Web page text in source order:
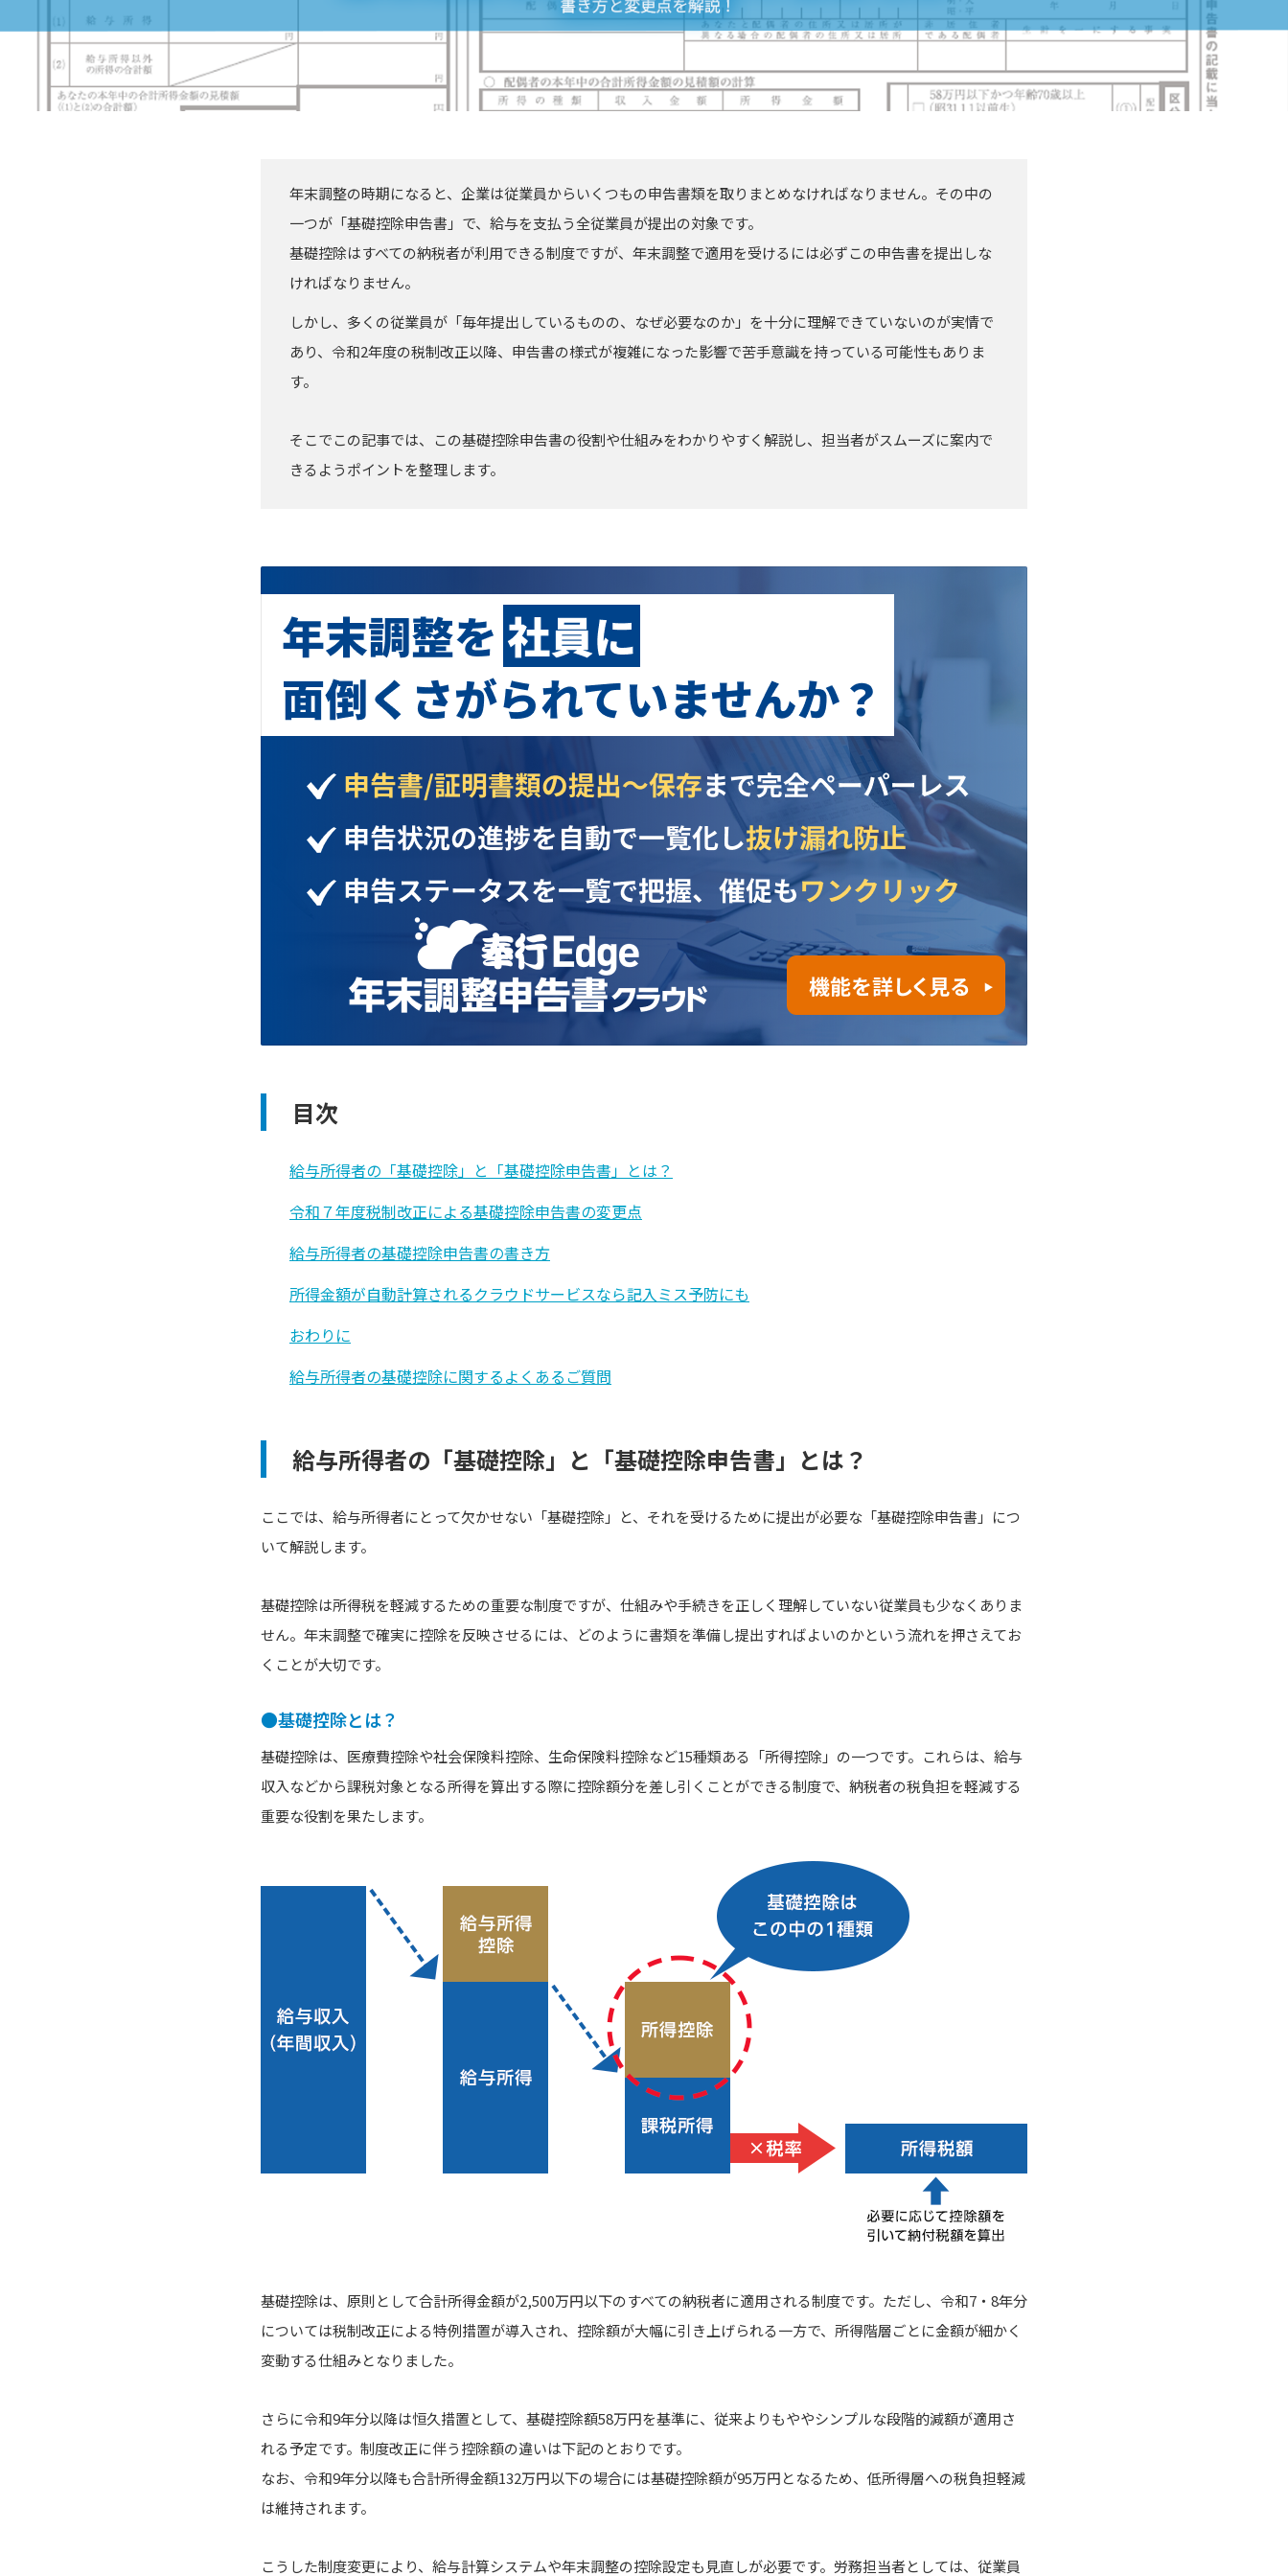
年末調整の時期になると、企業は従業員からいくつもの申告書類を取りまとめなければなりません。その中の
一つが「基礎控除申告書」で、給与を支払う全従業員が提出の対象です。
基礎控除はすべての納税者が利用できる制度ですが、年末調整で適用を受けるには必ずこの申告書を提出しな
ければなりません。
しかし、多くの従業員が「毎年提出しているものの、なぜ必要なのか」を十分に理解できていないのが実情で
あり、令和2年度の税制改正以降、申告書の様式が複雑になった影響で苦手意識を持っている可能性もありま
す。
そこでこの記事では、この基礎控除申告書の役割や仕組みをわかりやすく解説し、担当者がスムーズに案内で
きるようポイントを整理します。
目次
給与所得者の「基礎控除」と「基礎控除申告書」とは？
令和７年度税制改正による基礎控除申告書の変更点
給与所得者の基礎控除申告書の書き方
所得金額が自動計算されるクラウドサービスなら記入ミス予防にも
おわりに
給与所得者の基礎控除に関するよくあるご質問
給与所得者の「基礎控除」と「基礎控除申告書」とは？
ここでは、給与所得者にとって欠かせない「基礎控除」と、それを受けるために提出が必要な「基礎控除申告書」につ
いて解説します。
基礎控除は所得税を軽減するための重要な制度ですが、仕組みや手続きを正しく理解していない従業員も少なくありま
せん。年末調整で確実に控除を反映させるには、どのように書類を準備し提出すればよいのかという流れを押さえてお
くことが大切です。
●基礎控除とは？
基礎控除は、医療費控除や社会保険料控除、生命保険料控除など15種類ある「所得控除」の一つです。これらは、給与
収入などから課税対象となる所得を算出する際に控除額分を差し引くことができる制度で、納税者の税負担を軽減する
重要な役割を果たします。
基礎控除は、原則として合計所得金額が2,500万円以下のすべての納税者に適用される制度です。ただし、令和7・8年分
については税制改正による特例措置が導入され、控除額が大幅に引き上げられる一方で、所得階層ごとに金額が細かく
変動する仕組みとなりました。
さらに令和9年分以降は恒久措置として、基礎控除額58万円を基準に、従来よりもややシンプルな段階的減額が適用さ
れる予定です。制度改正に伴う控除額の違いは下記のとおりです。
なお、令和9年分以降も合計所得金額132万円以下の場合には基礎控除額が95万円となるため、低所得層への税負担軽減
は維持されます。
こうした制度変更により、給与計算システムや年末調整の控除設定も見直しが必要です。労務担当者としては、従業員